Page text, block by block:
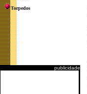
Torpedos
publicidade